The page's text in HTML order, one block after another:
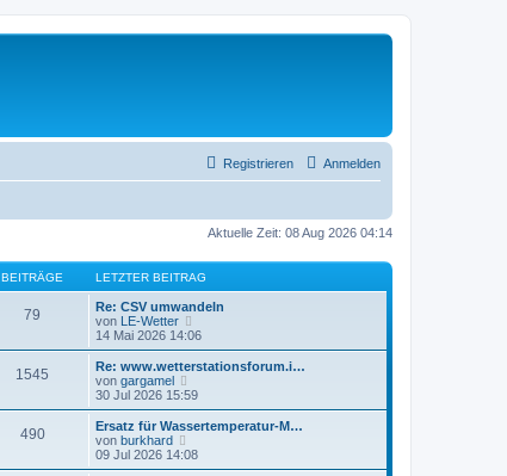
Anmelden
Registrieren
Aktuelle Zeit: 08 Aug 2026 04:14
BEITRÄGE LETZTER BEITRAG
79
Re: CSV umwandeln
von LE-Wetter
e
u
e
t
B
e
i
14 Mai 2026 14:06
1545
Re: www.wetterstationsforum.i…
von gargamel
e
u
e
t
30 Jul 2026 15:59
490
Ersatz für Wassertemperatur-M…
von burkhard
e
u
09 Jul 2026 14:08